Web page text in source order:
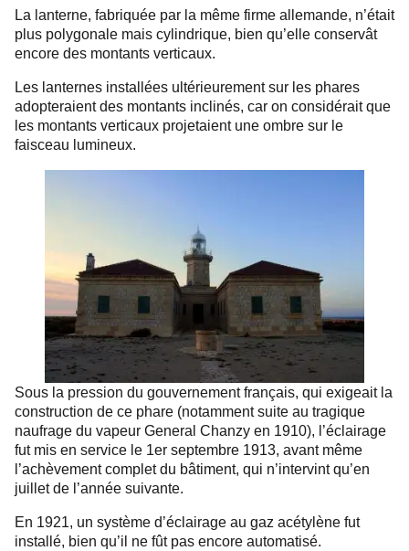
La lanterne, fabriquée par la même firme allemande, n’était
plus polygonale mais cylindrique, bien qu’elle conservât
encore des montants verticaux.
Les lanternes installées ultérieurement sur les phares
adopteraient des montants inclinés, car on considérait que
les montants verticaux projetaient une ombre sur le
faisceau lumineux.
Sous la pression du gouvernement français, qui exigeait la
construction de ce phare (notamment suite au tragique
naufrage du vapeur General Chanzy en 1910), l’éclairage
fut mis en service le 1er septembre 1913, avant même
l’achèvement complet du bâtiment, qui n’intervint qu’en
juillet de l’année suivante.
En 1921, un système d’éclairage au gaz acétylène fut
installé, bien qu’il ne fût pas encore automatisé.